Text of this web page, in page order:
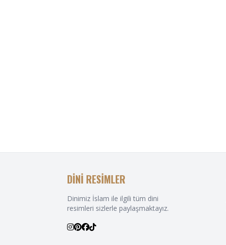
DİNİ RESİMLER
Dinimiz İslam ile ilgili tüm dini
resimleri sizlerle paylaşmaktayız.